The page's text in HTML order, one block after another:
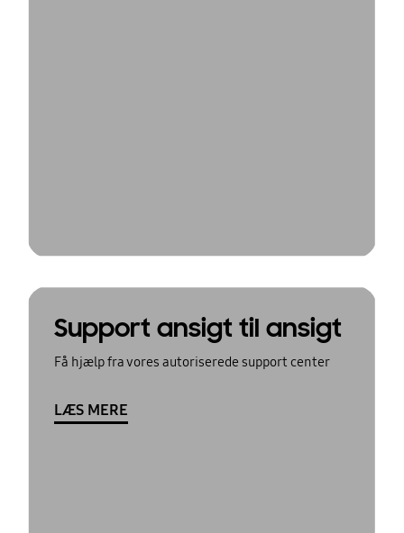
Support ansigt til ansigt
Få hjælp fra vores autoriserede support center
LÆS MERE